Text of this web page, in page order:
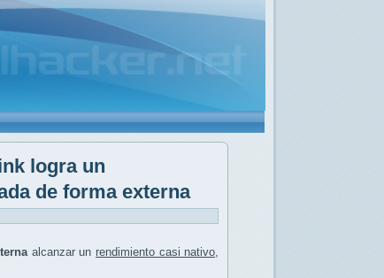
logra un
de forma externa
alcanzar un rendimiento casi nativo